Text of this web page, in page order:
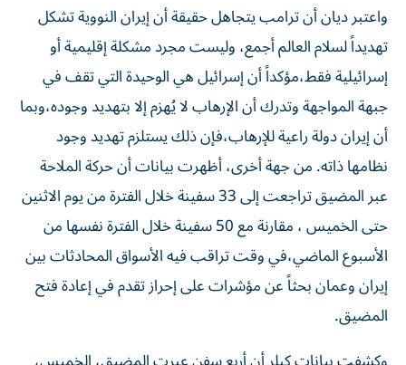
واعتبر ديان أن ترامب يتجاهل حقيقة أن إيران النووية تشكل
تهديداً لسلام العالم أجمع، وليست مجرد مشكلة إقليمية أو
إسرائيلية فقط،مؤكداً أن إسرائيل هي الوحيدة التي تقف في
جبهة المواجهة وتدرك أن الإرهاب لا يُهزم إلا بتهديد وجوده،وبما
أن إيران دولة راعية للإرهاب،فإن ذلك يستلزم تهديد وجود
نظامها ذاته. من جهة أخرى، أظهرت بيانات أن حركة الملاحة
عبر المضيق تراجعت إلى 33 سفينة خلال الفترة من يوم الاثنين
حتى الخميس ، مقارنة مع 50 سفينة خلال الفترة نفسها من
الأسبوع الماضي،​في وقت تراقب فيه الأسواق المحادثات بين
إيران وعمان بحثاً ‌عن مؤشرات على إحراز ‌تقدم في إعادة فتح
المضيق.